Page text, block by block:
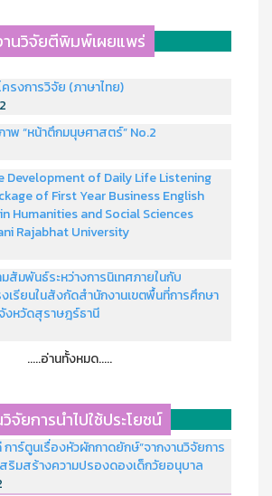
นวิจัยตีพิมพ์เผยแพร่
รงการวิจัย (ภาษาไทย)
าพ “หน้าตึกมนุษศาสตร์” No.2
Development of Daily Life Listening
of First Year Business English
Humanities and Social Sciences
Rajabhat University
สัมพันธ์ระหว่างการนิเทศภายในกับ
เรียนในสังกัดสำนักงานเขตพื้นที่การศึกษา
งหวัดสุราษฎร์ธานี
.....อ่านทั้งหมด.....
จัยการนำไปใช้ประโยชน์
การ์ตูนเรื่องหัวผักกาดยักษ์”จากงานวิจัยการ
มสร้างความปรองดองเด็กวัยอนุบาล